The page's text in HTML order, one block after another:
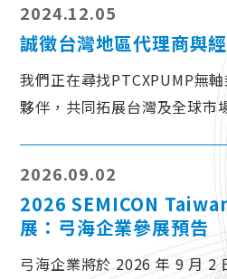
2024.12.05
誠徵台灣地區代理商與
我們正在尋找PTCXPUMP無
夥伴，共同拓展台灣及全球市
2026.09.02
2026 SEMICON
展：弓海企業參展預告
弓海企業將於 2026 年 9 月 2